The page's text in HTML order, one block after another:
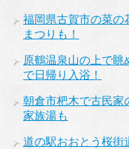
福岡県古賀市の菜の
まつりも！
原鶴温泉山の上で
で日帰り入浴！
朝倉市杷木で古民家
家族湯も
道の駅おおとう桜街